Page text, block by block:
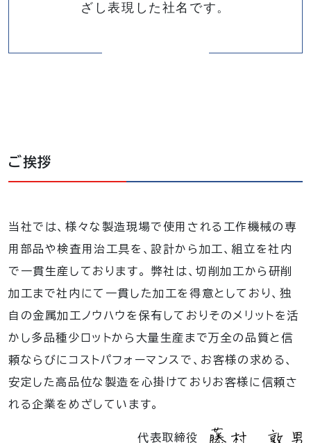
ざし表現した社名です。
ご挨拶
当社では、様々な製造現場で使用される工作機械の専
用部品や検査用治工具を、設計から加工、組立を社内
で一貫生産しております。 弊社は、切削加工から研削
加工まで社内にて一貫した加工を得意としており、独
自の金属加工ノウハウを保有しておりそのメリットを活
かし多品種少ロットから大量生産まで万全の品質と信
頼ならびにコストパフォーマンスで、お客様の求める、
安定した高品位な製造を心掛けておりお客様に信頼さ
れる企業をめざしています。
代表取締役